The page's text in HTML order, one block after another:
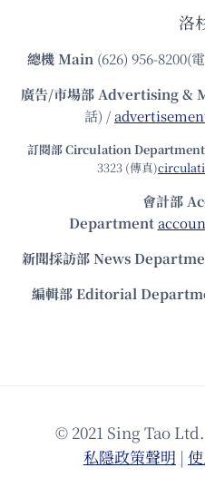
洛
總機Main (626) 956-8200(
廣告/市場部Advertising &
話) /
訂閱部 Circulation Department
3323 (傳真)
會計部
Department
新聞採訪部 News
編輯部 Editorial
© 2021 Sing Tao
私隱政策聲明 |